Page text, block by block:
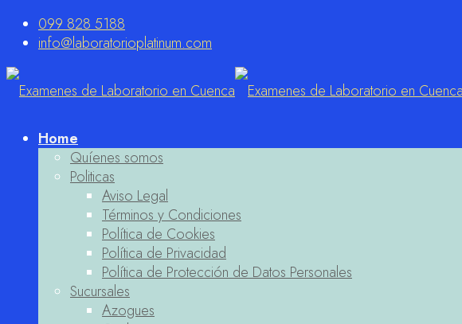
099 828 5188
info@laboratorioplatinum.com
Home
Quíenes somos
Politicas
Aviso Legal
Términos y Condiciones
Política de Cookies
Política de Privacidad
Política de Protección de Datos Personales
Sucursales
Azogues